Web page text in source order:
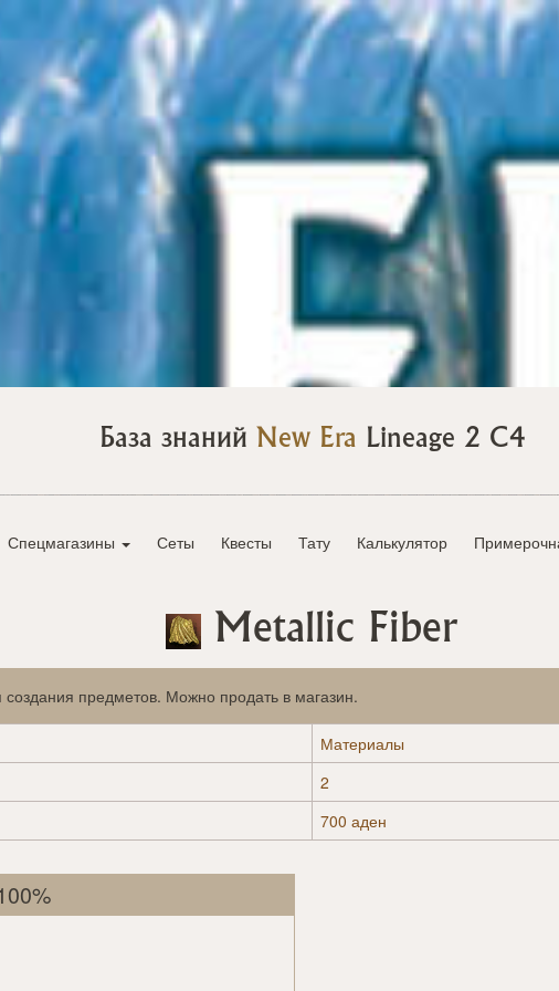
База знаний New Era Lineage 2 C4
Спецмагазины Сеты Квесты Тату Калькулятор
Metallic Fiber
предметов. Можно продать в магазин.
Материалы
2
700 аден